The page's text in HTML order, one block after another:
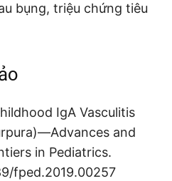
bụng, triệu chứng tiêu
IgA Vasculitis
and
in Pediatrics.
fped.2019.00257